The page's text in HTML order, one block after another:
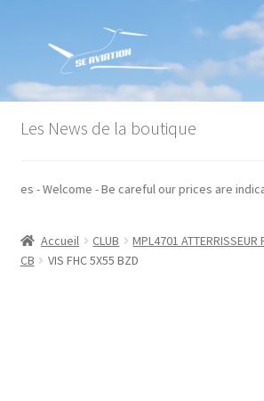
la
navigation
contenu
Accueil
Conditions générales de vente
Mon compte
Les News de la boutique
taxes - Welcome - Be careful our prices are
Accueil CLUB
MPL4701 ATTERRISSEUR
CB
VIS FHC 5X55 BZD